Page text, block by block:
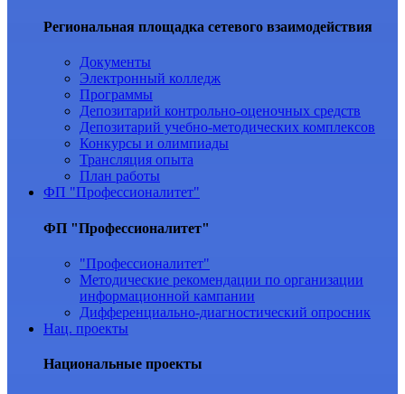
Региональная площадка сетевого взаимодействия
Документы
Электронный колледж
Программы
Депозитарий контрольно-оценочных средств
Депозитарий учебно-методических комплексов
Конкурсы и олимпиады
Трансляция опыта
План работы
ФП "Профессионалитет"
ФП "Профессионалитет"
"Профессионалитет"
Методические рекомендации по организации
информационной кампании
Дифференциально-диагностический опросник
Нац. проекты
Национальные проекты